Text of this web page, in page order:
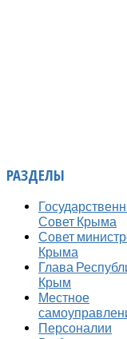
РАЗДЕЛЫ
Совет Крыма
Совет
Крыма
Глава
Крым
Местное
Персоналии